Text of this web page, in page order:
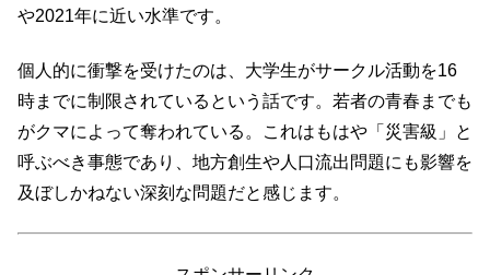
や2021年に近い水準です。
個人的に衝撃を受けたのは、大学生がサークル活動を16
時までに制限されているという話です。若者の青春までも
がクマによって奪われている。これはもはや「災害級」と
呼ぶべき事態であり、地方創生や人口流出問題にも影響を
及ぼしかねない深刻な問題だと感じます。